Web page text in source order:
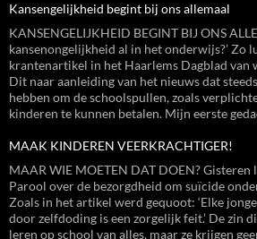
Kansengelijkheid begint bij ons allemaal
KANSENGELIJKHEID BEGINT BIJ ONS
kansenongelijkheid al in het onderwijs?’ Zo
krantenartikel in het Haarlems Dagblad van
Dit naar aanleiding van het nieuws dat
hebben om de schoolspullen, zoals
kinderen te kunnen betalen. Mijn eerste
MAAK KINDEREN VEERKRACHTIGER!
MAAR WIE MOETEN DAT DOEN?
Parool over de bezorgdheid om suïcide
Zoals in het artikel werd gequoot: ‘Elke
door zelfdoding is een zorgelijk feit.’ De zin
leren op school van alles, maar ze krijgen